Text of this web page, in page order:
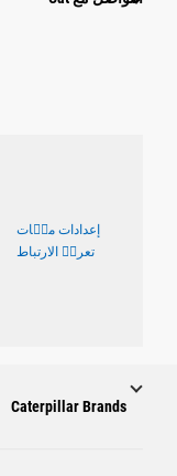
إعدادات ملٝات
تعريٝ الارتباط
Caterpillar Brands